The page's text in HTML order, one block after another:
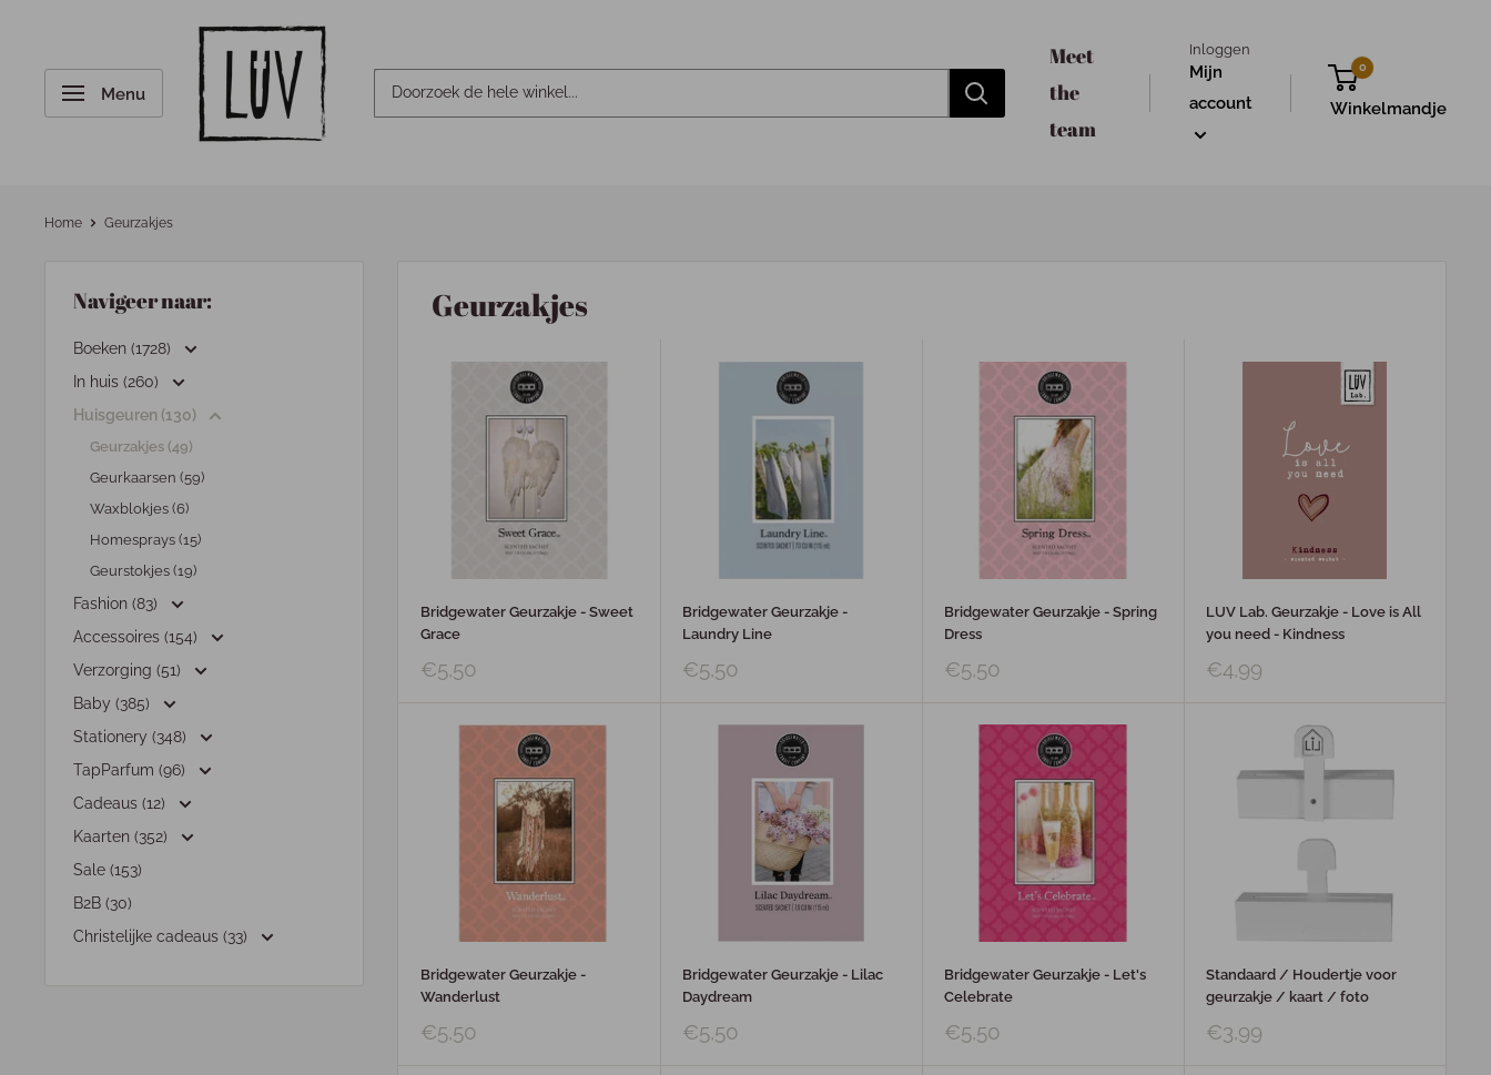
Menu
Meet
the
team
Inloggen
Mijn
account
0
Winkelmandje
Home Geurzakjes
Navigeer naar:
Boeken (1728)
In huis (260)
Huisgeuren (130)
Geurzakjes (49)
Geurkaarsen (59)
Waxblokjes (6)
Homesprays (15)
Geurstokjes (19)
Fashion (83)
Accessoires (154)
Verzorging (51)
Baby (385)
Stationery (348)
TapParfum (96)
Cadeaus (12)
Kaarten (352)
Sale (153)
B2B (30)
Christelijke cadeaus (33)
Geurzakjes
Bridgewater Geurzakje - Sweet
Grace
€5,50
Bridgewater Geurzakje -
Laundry Line
€5,50
Bridgewater Geurzakje - Spring
Dress
€5,50
LUV Lab. Geurzakje - Love is All
you need - Kindness
€4,99
Bridgewater Geurzakje -
Wanderlust
€5,50
Bridgewater Geurzakje - Lilac
Daydream
€5,50
Bridgewater Geurzakje - Let's
Celebrate
€5,50
Standaard / Houdertje voor
geurzakje / kaart / foto
€3,99